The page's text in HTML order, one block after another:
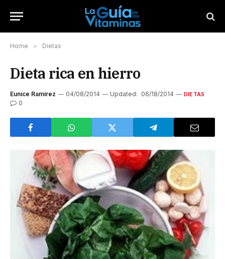
Home » Dietas
Dieta rica en hierro
Eunice Ramirez 04/08/2014 Updated: 06/18/2014 DIETAS
0